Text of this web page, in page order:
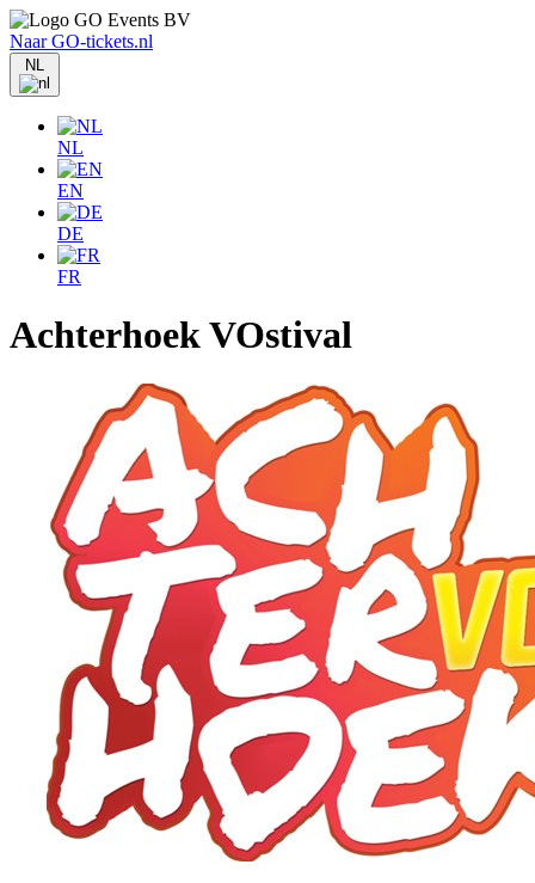
Naar GO-tickets.nl
NL
NL
EN
DE
FR
Achterhoek VOstival